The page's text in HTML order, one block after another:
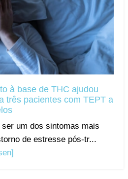
à base de THC ajudou
três pacientes com TEPT a
um dos sintomas mais
de estresse pós-tr...